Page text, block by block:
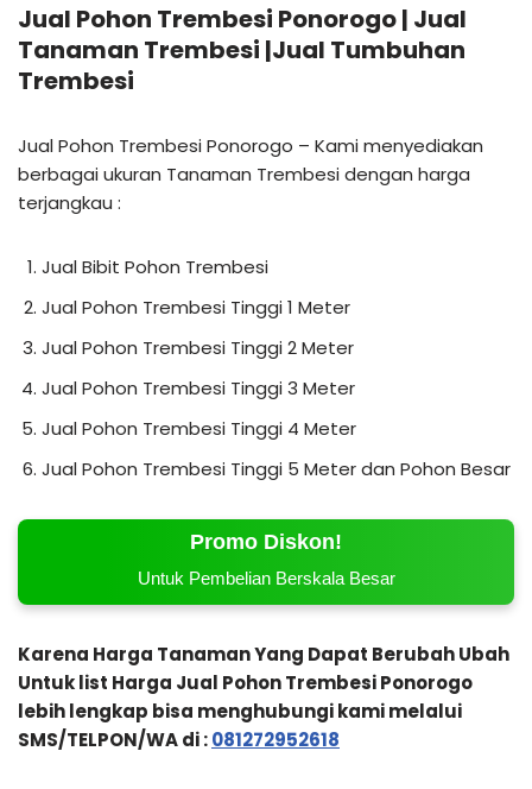
Jual Pohon Trembesi Ponorogo | Jual
Tanaman Trembesi |Jual Tumbuhan
Trembesi
Jual Pohon Trembesi Ponorogo – Kami menyediakan
berbagai ukuran Tanaman Trembesi dengan harga
terjangkau :
Jual Bibit Pohon Trembesi
Jual Pohon Trembesi Tinggi 1 Meter
Jual Pohon Trembesi Tinggi 2 Meter
Jual Pohon Trembesi Tinggi 3 Meter
Jual Pohon Trembesi Tinggi 4 Meter
Jual Pohon Trembesi Tinggi 5 Meter dan Pohon Besar
Promo Diskon!
Untuk Pembelian Berskala Besar
Karena Harga Tanaman Yang Dapat Berubah Ubah
Untuk list Harga Jual Pohon Trembesi Ponorogo
lebih lengkap bisa menghubungi kami melalui
SMS/TELPON/WA di :081272952618